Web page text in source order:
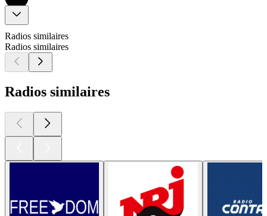
Radios similaires
Radios similaires
Radios similaires